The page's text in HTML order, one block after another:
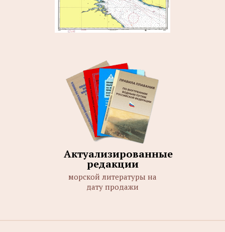
Актуализированные
редакции
морской литературы на
дату продажи